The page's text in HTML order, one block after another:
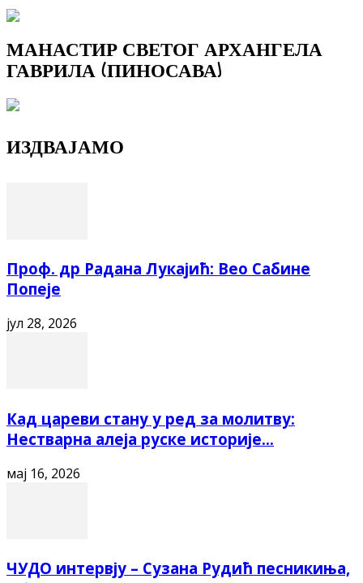
МАНАСТИР СВЕТОГ АРХАНГЕЛА
ГАВРИЛА (ПИНОСАВА)
ИЗДВАЈАМО
Проф. др Радана Лукајић: Вео Сабине
Попеје
јул 28, 2026
Кад цареви стану у ред за молитву:
Нестварна алеја руске историје...
мај 16, 2026
ЧУДО интервју – Сузана Рудић песникиња,